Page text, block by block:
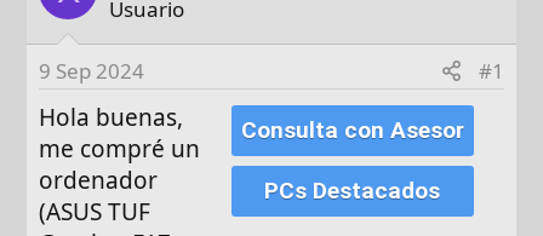
r
e
i
n
Usuario
9 Sep 2024 #1
Consulta con Asesor
PCs Destacados
Hola buenas,
me compré un
ordenador
(ASUS TUF